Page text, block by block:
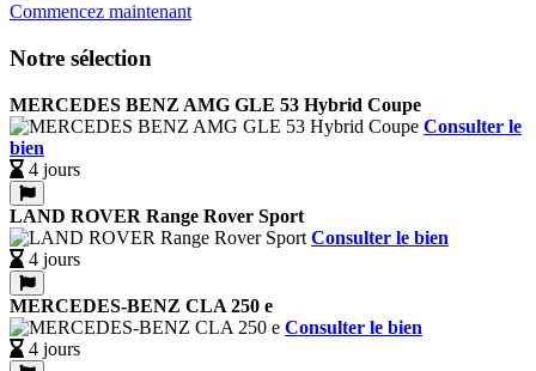
Commencez maintenant
Notre sélection
MERCEDES BENZ AMG GLE 53 Hybrid Coupe
Consulter le
bien
4 jours
LAND ROVER Range Rover Sport
Consulter le bien
4 jours
MERCEDES-BENZ CLA 250 e
Consulter le bien
4 jours